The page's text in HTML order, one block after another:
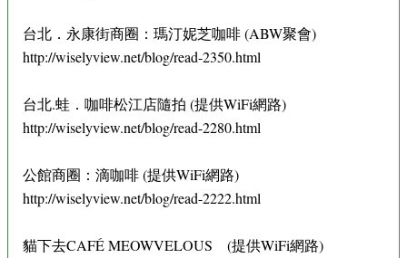
台北．永康街商圈：瑪汀妮芝咖啡 (ABW聚會)
http://wiselyview.net/blog/read-2350.html
台北.蛙．咖啡松江店隨拍 (提供WiFi網路)
http://wiselyview.net/blog/read-2280.html
公館商圈：滴咖啡 (提供WiFi網路)
http://wiselyview.net/blog/read-2222.html
貓下去CAFÉ MEOWVELOUS (提供WiFi網路)